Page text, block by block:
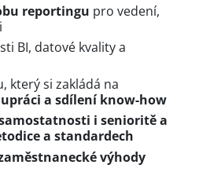
reportingu pro vedení,
BI, datové kvality a
který si zakládá na
a sdílení know-how
i senioritě a
a standardech
výhody